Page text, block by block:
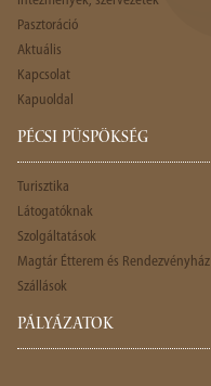
Pasztoráció
Aktuális
Kapcsolat
Kapuoldal
PÉCSI PÜSPÖKSÉG
Turisztika
Látogatóknak
Szolgáltatások
Magtár Étterem és Rendezvényház
Szállások
PÁLYÁZATOK